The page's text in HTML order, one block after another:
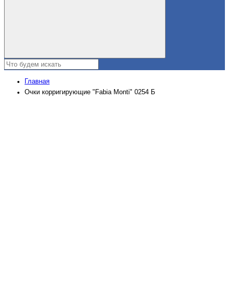
Главная
Очки корригирующие "Fabia Monti" 0254 Б